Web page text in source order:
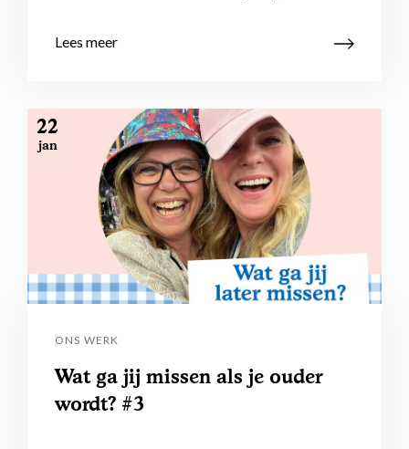
Lees meer
22
jan
ONS WERK
Wat ga jij missen als je ouder
wordt? #3